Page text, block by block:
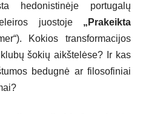
hedonistinėje portugalų
juostoje „Prakeikta
Kokios transformacijos
šokių aikštelėse? Ir kas
bedugnė ar filosofiniai